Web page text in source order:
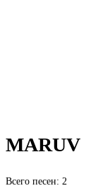
MARUV
Всего песен: 2